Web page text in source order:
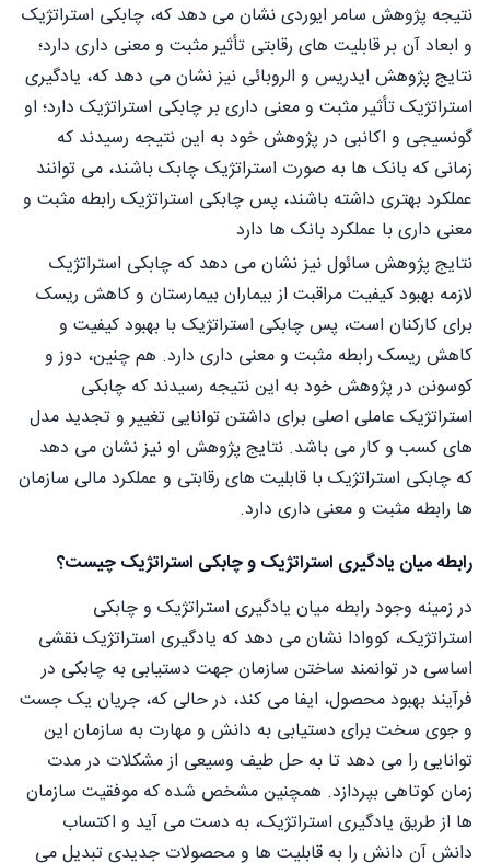
نتیجه پژوهش سامر ایوردی نشان می دهد که، چابکی استراتژیک
و ابعاد آن بر قابلیت های رقابتی تأثیر مثبت و معنی داری دارد؛
نتایج پژوهش ایدریس و الروبائی نیز نشان می دهد که، یادگیری
استراتژیک تأثیر مثبت و معنی داری بر چابکی استراتژیک دارد؛ او
گونسیجی و اکانبی در پژوهش خود به این نتیجه رسیدند که
زمانی که بانک ها به صورت استراتژیک چابک باشند، می توانند
عملکرد بهتری داشته باشند، پس چابکی استراتژیک رابطه مثبت و
معنی داری با عملکرد بانک ها دارد
نتایج پژوهش سائول نیز نشان می دهد که چابکی استراتژیک
لازمه بهبود کیفیت مراقبت از بیماران بیمارستان و کاهش ریسک
برای کارکنان است، پس چابکی استراتژیک با بهبود کیفیت و
کاهش ریسک رابطه مثبت و معنی داری دارد. هم چنین، دوز و
کوسونن در پژوهش خود به این نتیجه رسیدند که چابکی
استراتژیک عاملی اصلی برای داشتن توانایی تغییر و تجدید مدل
های کسب و کار می باشد. نتایج پژوهش او نیز نشان می دهد
که چابکی استراتژیک با قابلیت های رقابتی و عملکرد مالی سازمان
ها رابطه مثبت و معنی داری دارد.
رابطه میان یادگیری استراتژیک و چابکی استراتژیک چیست؟
در زمینه وجود رابطه میان یادگیری استراتژیک و چابکی
استراتژیک، کووادا نشان می دهد که یادگیری استراتژیک نقشی
اساسی در توانمند ساختن سازمان جهت دستیابی به چابکی در
فرآیند بهبود محصول، ایفا می کند، در حالی که، جریان یک جست
و جوی سخت برای دستیابی به دانش و مهارت به سازمان این
توانایی را می دهد تا به حل طیف وسیعی از مشکلات در مدت
زمان کوتاهی بپردازد. همچنین مشخص شده که موفقیت سازمان
ها از طریق یادگیری استراتژیک، به دست می آید و اکتساب
دانش آن دانش را به قابلیت ها و محصولات جدیدی تبدیل می